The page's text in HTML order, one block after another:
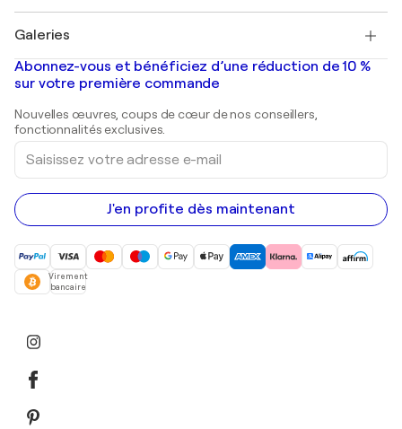
Banksy
Mr. Brainwash
Shepard Fairey
Tableaux abstraits à vendre
Peintures de paysage
Estampes
Peintures acryliques
Galeries
Galeries d'art en France
Galeries d'art en Belgique
Abonnez-vous et bénéficiez d’une réduction de 10 %
sur votre première commande
Nouvelles œuvres, coups de cœur de nos conseillers,
fonctionnalités exclusives.
Saisissez
votre
adresse
e-
mail
J'en profite dès maintenant
Virement
bancaire